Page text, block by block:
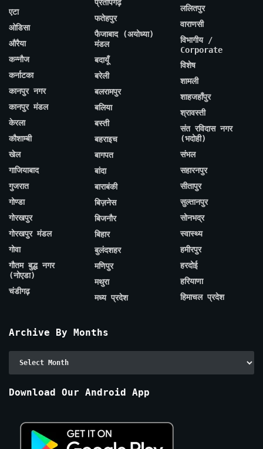
एटा
ओडिसा
औरैया
कन्नौज
कर्नाटका
कानपुर नगर
कानपुर मंडल
केरला
कौशाम्बी
खेल
गाजियाबाद
गुजरात
गोण्डा
गोरखपुर
गोरखपुर मंडल
गोवा
गौतम बुद्ध नगर
(नोएडा)
चंडीगढ़
प्रतापगढ़
फतेहपुर
फैजाबाद (अयोध्या)
मंडल
बदायूँ
बरेली
बलरामपुर
बलिया
बस्ती
बहराइच
बागपत
बांदा
बाराबंकी
बिज़नेस
बिजनौर
बिहार
बुलंदशहर
मणिपुर
मथुरा
मध्य प्रदेश
ललितपुर
वाराणसी
विभागीय /
Corporate
विशेष
शामली
शाहजहाँपुर
श्रावस्ती
संत रविदास नगर
(भदोही)
संभल
सहारनपुर
सीतापुर
सुल्तानपुर
सोनभद्र
स्वास्थ्य
हमीरपुर
हरदोई
हरियाणा
हिमाचल प्रदेश
Archive By Months
Download Our Android App